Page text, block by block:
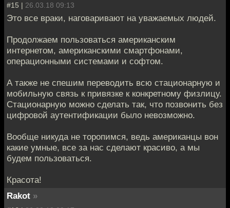
#15 | 26.03.18 09:13
Это все враки, наговаривают на уважаемых людей.
Продолжаем пользоваться американским
интернетом, американскими смартфонами,
операционными системами и софтом.
А также не спешим переводить всю стационарную и
мобильную связь к привязке к конкретному физлицу.
Стационарную можно сделать так, что позвонить без
цифровой аутентификации было невозможно.
Вообще никуда не торопимся, ведь американцы вон
какие умные, все за нас сделают красиво, а мы
будем пользоваться.
Красота!
Rakot »